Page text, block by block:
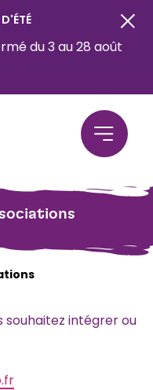
du 3 au 28 août
souhaitez intégrer ou